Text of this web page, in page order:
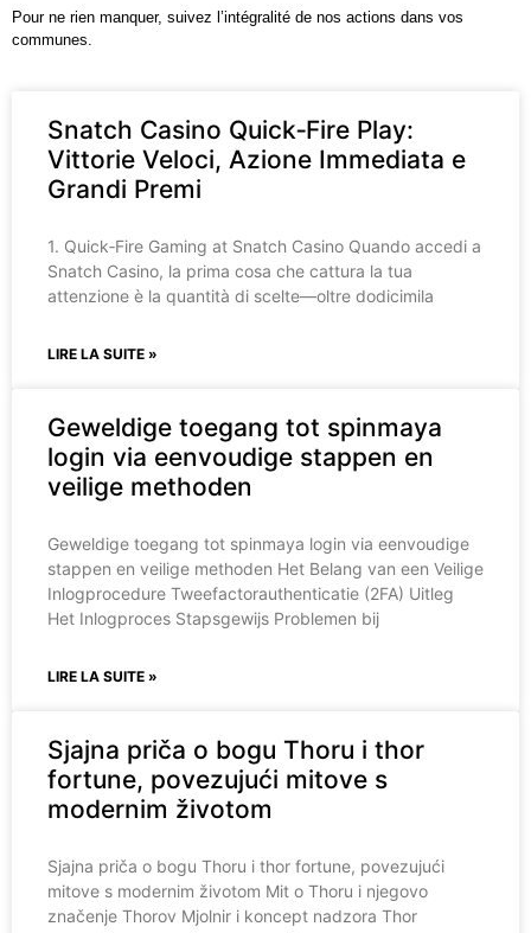
Pour ne rien manquer, suivez l’intégralité de nos actions dans vos
communes.
Snatch Casino Quick‑Fire Play:
Vittorie Veloci, Azione Immediata e
Grandi Premi
1. Quick‑Fire Gaming at Snatch Casino Quando accedi a
Snatch Casino, la prima cosa che cattura la tua
attenzione è la quantità di scelte—oltre dodicimila
LIRE LA SUITE »
Geweldige toegang tot spinmaya
login via eenvoudige stappen en
veilige methoden
Geweldige toegang tot spinmaya login via eenvoudige
stappen en veilige methoden Het Belang van een Veilige
Inlogprocedure Tweefactorauthenticatie (2FA) Uitleg
Het Inlogproces Stapsgewijs Problemen bij
LIRE LA SUITE »
Sjajna priča o bogu Thoru i thor
fortune, povezujući mitove s
modernim životom
Sjajna priča o bogu Thoru i thor fortune, povezujući
mitove s modernim životom Mit o Thoru i njegovo
značenje Thorov Mjolnir i koncept nadzora Thor